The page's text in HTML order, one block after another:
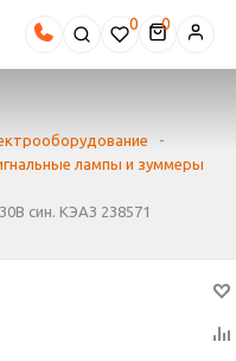
0
-
лампы и зуммеры
син. КЭАЗ 238571